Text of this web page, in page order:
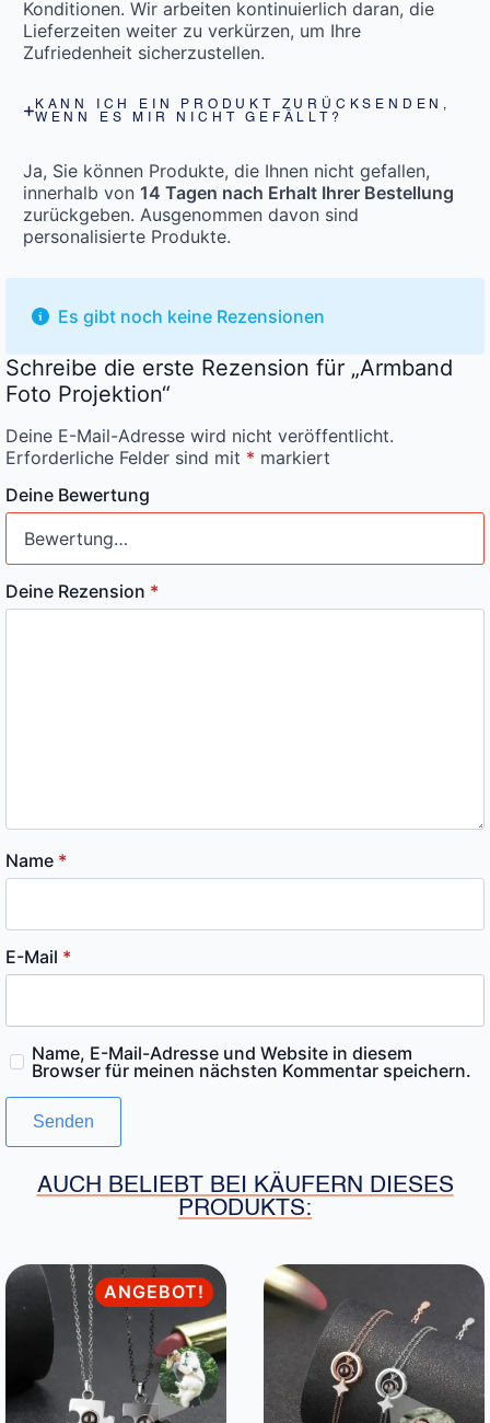
Konditionen. Wir arbeiten kontinuierlich daran, die
Lieferzeiten weiter zu verkürzen, um Ihre
Zufriedenheit sicherzustellen.
KANN ICH EIN PRODUKT ZURÜCKSENDEN,
WENN ES MIR NICHT GEFÄLLT?
Ja, Sie können Produkte, die Ihnen nicht gefallen,
innerhalb von 14 Tagen nach Erhalt Ihrer Bestellung
zurückgeben. Ausgenommen davon sind
personalisierte Produkte.
Es gibt noch keine Rezensionen
Schreibe die erste Rezension für „Armband
Foto Projektion“
Deine E-Mail-Adresse wird nicht veröffentlicht.
Erforderliche Felder sind mit * markiert
Deine Bewertung
Deine Rezension *
Name *
E-Mail *
Name, E-Mail-Adresse und Website in diesem
Browser für meinen nächsten Kommentar speichern.
AUCH BELIEBT BEI KÄUFERN DIESES
PRODUKTS:
ANGEBOT!